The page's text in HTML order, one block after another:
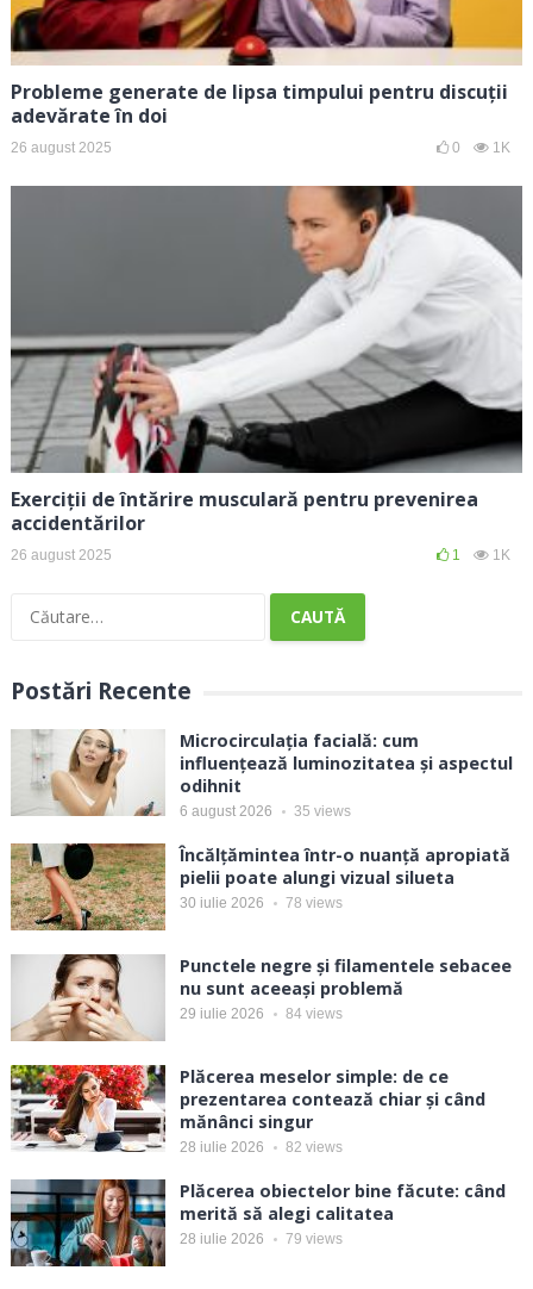
Probleme generate de lipsa timpului pentru discuții
adevărate în doi
26 august 2025 0 1K
Exerciții de întărire musculară pentru prevenirea
accidentărilor
26 august 2025 1 1K
Caută
Postări Recente
Microcirculația facială: cum
influențează luminozitatea și aspectul
odihnit
6 august 2026 35 views
Încălțămintea într-o nuanță apropiată
pielii poate alungi vizual silueta
30 iulie 2026 78 views
Punctele negre și filamentele sebacee
nu sunt aceeași problemă
29 iulie 2026 84 views
Plăcerea meselor simple: de ce
prezentarea contează chiar și când
mănânci singur
28 iulie 2026 82 views
Plăcerea obiectelor bine făcute: când
merită să alegi calitatea
28 iulie 2026 79 views